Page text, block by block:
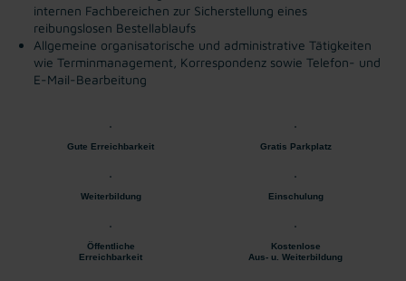
internen Fachbereichen zur Sicherstellung eines
reibungslosen Bestellablaufs
Allgemeine organisatorische und administrative Tätigkeiten
wie Terminmanagement, Korrespondenz sowie Telefon- und
E-Mail-Bearbeitung
Gute Erreichbarkeit Gratis Parkplatz
Weiterbildung Einschulung
Öffentliche
Erreichbarkeit
Kostenlose
Aus- u. Weiterbildung